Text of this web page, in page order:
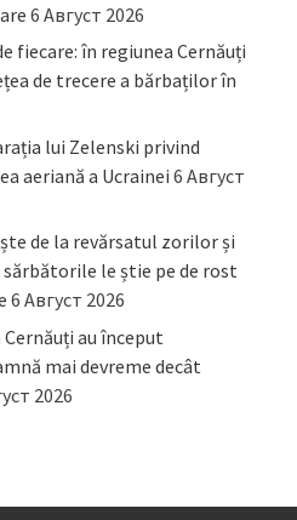
6 Август 2026
fiecare: în regiunea Cernăuți
de trecere a bărbaților în
lui Zelenski privind
aeriană a Ucrainei 6 Август
de la revărsatul zorilor și
le știe pe de rost
6 Август 2026
au început
mai devreme decât
2026